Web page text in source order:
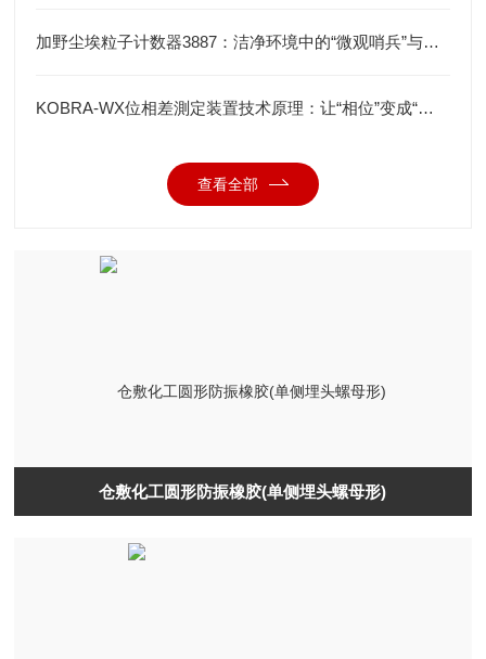
加野尘埃粒子计数器3887：洁净环境中的“微观哨兵”与洁净度“审计官”
KOBRA-WX位相差測定装置技术原理：让“相位”变成“光强”
查看全部
仓敷化工圆形防振橡胶(单侧埋头螺母形)